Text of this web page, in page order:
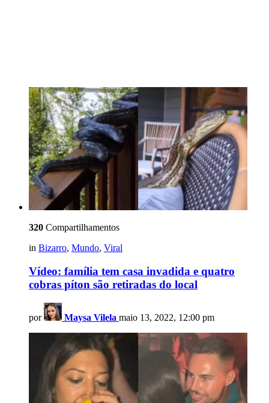
320 Compartilhamentos
in Bizarro, Mundo, Viral
Vídeo: família tem casa invadida e quatro
cobras píton são retiradas do local
por Maysa Vilela maio 13, 2022, 12:00 pm